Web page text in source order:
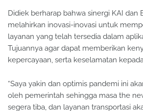
Didiek berharap bahwa sinergi KAI dan
melahirkan inovasi-inovasi untuk
layanan yang telah tersedia dalam
Tujuannya agar dapat memberikan
kepercayaan, serta keselamatan
“Saya yakin dan optimis pandemi ini
oleh pemerintah sehingga masa the
segera tiba, dan layanan transportasi